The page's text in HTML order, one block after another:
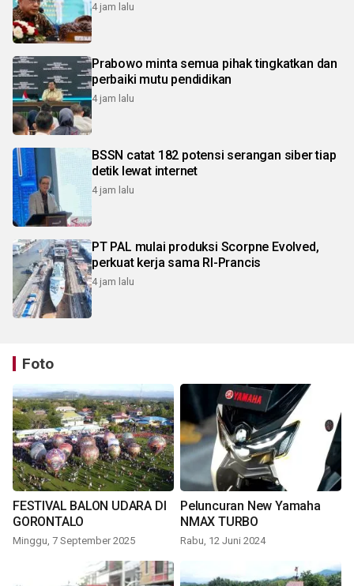
4 jam lalu
Prabowo minta semua pihak tingkatkan dan
perbaiki mutu pendidikan
4 jam lalu
BSSN catat 182 potensi serangan siber tiap
detik lewat internet
4 jam lalu
PT PAL mulai produksi Scorpne Evolved,
perkuat kerja sama RI-Prancis
4 jam lalu
Foto
FESTIVAL BALON UDARA DI
GORONTALO
Minggu, 7 September 2025
Peluncuran New Yamaha
NMAX TURBO
Rabu, 12 Juni 2024